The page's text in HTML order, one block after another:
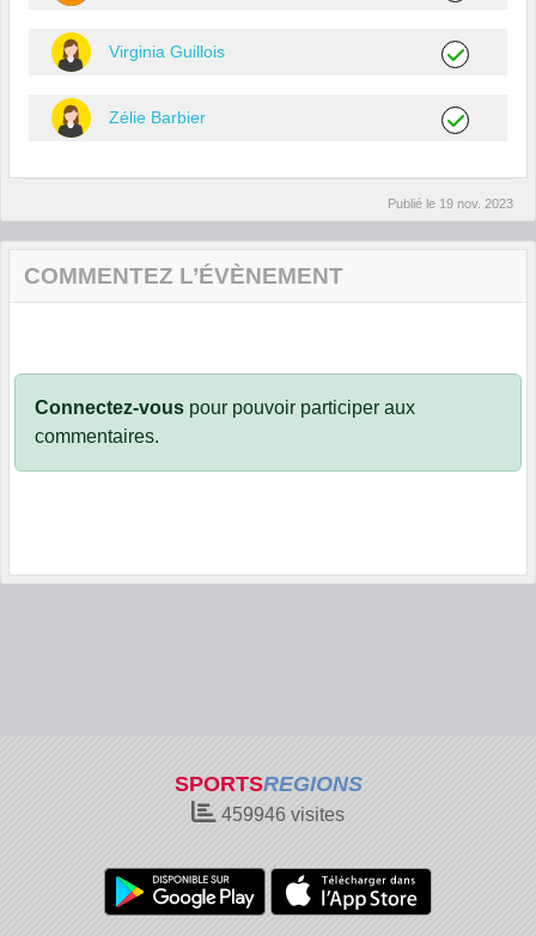
Virginia Guillois
Zélie Barbier
Publié le 19 nov. 2023
COMMENTEZ L’ÉVÈNEMENT
Connectez-vous pour pouvoir participer aux
commentaires.
SPORTSREGIONS
459946 visites